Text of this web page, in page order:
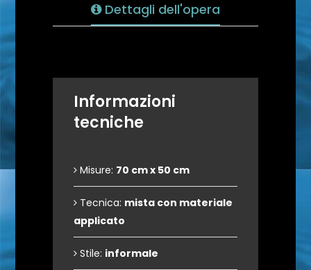
Dettagli dell'opera
Informazioni
tecniche
Misure: 70 cm x 50 cm
Tecnica: mista con materiale
applicato
Stile: informale